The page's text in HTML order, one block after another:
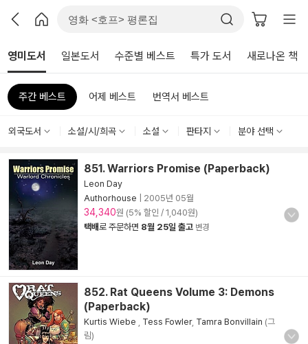
영미도서 일본도서 수준별 베스트 특가 도서 새로나온 책
주간 베스트 어제 베스트 번역서 베스트
외국도서 소설/시/희곡 소설 판타지 분야 선택
851. Warriors Promise (Paperback)
Leon Day
Authorhouse
2005년 05월
34,340원 (5% 할인 / 1,040원)
택배로 주문하면 8월 25일 출고 변경
852. Rat Queens Volume 3: Demons
(Paperback)
Kurtis Wiebe Tess Fowler, Tamra Bonvillain (그
림)